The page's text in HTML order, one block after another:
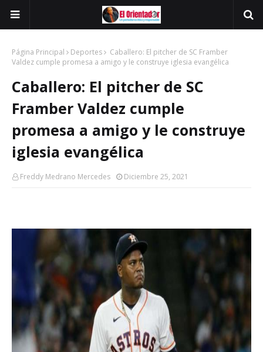
Página Principal Deportes
Caballero: El pitcher de SC Framber
Valdez cumple promesa a amigo y le construye iglesia evangélica
Caballero: El pitcher de SC
Framber Valdez cumple
promesa a amigo y le construye
iglesia evangélica
Freddy Medrano Mercedes Diciembre 25, 2021